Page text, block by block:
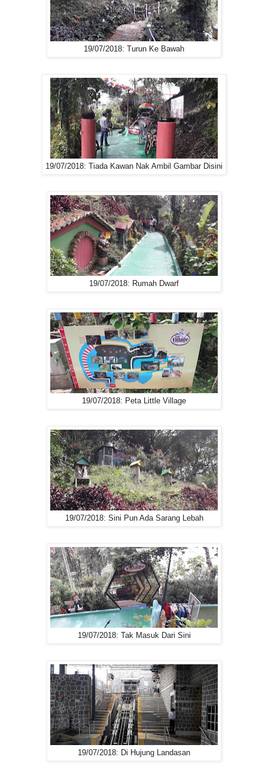
19/07/2018: Turun Ke Bawah
19/07/2018: Tiada Kawan Nak Ambil Gambar Disini
19/07/2018: Rumah Dwarf
19/07/2018: Peta Little Village
19/07/2018: Sini Pun Ada Sarang Lebah
19/07/2018: Tak Masuk Dari Sini
19/07/2018: Di Hujung Landasan